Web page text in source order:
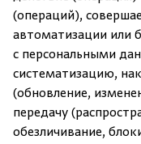
(операций),
автоматизации или
с персональными
систематизацию,
(обновление,
передачу
обезличивание,